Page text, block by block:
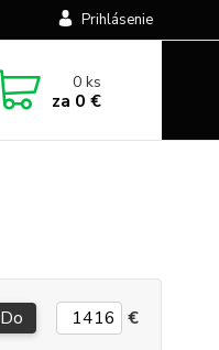
Prihlásenie
0ks
za 0 €
Do €